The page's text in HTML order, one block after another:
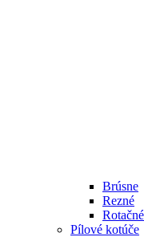
Brúsne
Rezné
Pílové kotúče